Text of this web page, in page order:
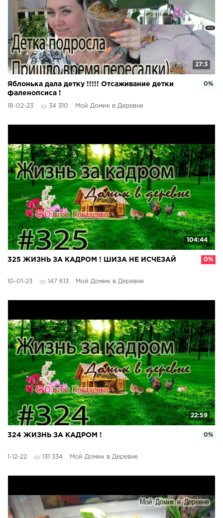
27:3
Яблонька дала детку !!!!! Отсаживание детки
фаленопсиса !
18-02-23 34 310 Мой Домик в Деревне
0%
104:44
325 ЖИЗНЬ ЗА КАДРОМ ! ШИЗА НЕ ИСЧЕЗАЙ
10-01-23 147 613 Мой Домик в Деревне
0%
22:59
324 ЖИЗНЬ ЗА КАДРОМ !
1-12-22 131 334 Мой Домик в Деревне
0%